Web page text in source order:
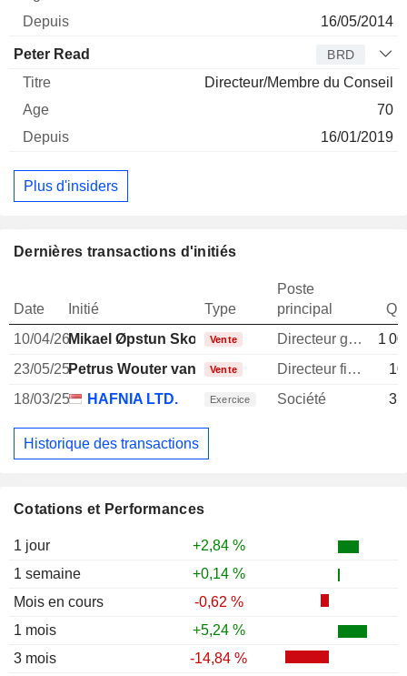
Cotations et Performances
1 jour
+2,84 %
1 semaine
+0,14 %
Mois en cours
-0,62 %
1 mois
+5,24 %
3 mois
-14,84 %
16/05/2014
Peter Read BRD
Directeur/Membre du Conseil
70
16/01/2019
Plus d'insiders
Dernières transactions d'initiés
Date Initié Type
Poste
principal
10/04/26Mikael Øpstun Skov Vente Directeur general
1
23/05/25Petrus Wouter van Echtelt
Vente Directeur financier
18/03/25
HAFNIA LTD. Exercice Société
Historique des transactions